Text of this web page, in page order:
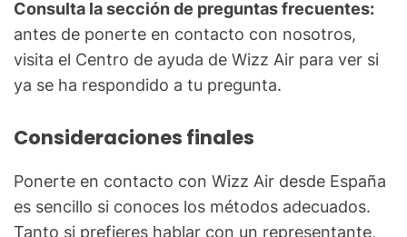
Consulta la sección de preguntas frecuentes:
antes de ponerte en contacto con nosotros,
visita el Centro de ayuda de Wizz Air para ver si
ya se ha respondido a tu pregunta.
Consideraciones finales
Ponerte en contacto con Wizz Air desde España
es sencillo si conoces los métodos adecuados.
Tanto si prefieres hablar con un representante,